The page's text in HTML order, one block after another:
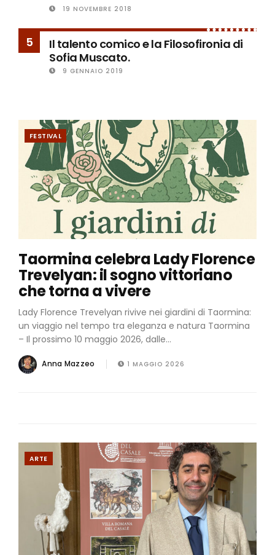
19 NOVEMBRE 2018
5
Il talento comico e la Filosofironia di
Sofia Muscato.
9 GENNAIO 2019
FESTIVAL
Taormina celebra Lady Florence
Trevelyan: il sogno vittoriano
che torna a vivere
Lady Florence Trevelyan rivive nei giardini di Taormina:
un viaggio nel tempo tra eleganza e natura Taormina
– Il prossimo 10 maggio 2026, dalle...
Anna Mazzeo 1 MAGGIO 2026
ARTE